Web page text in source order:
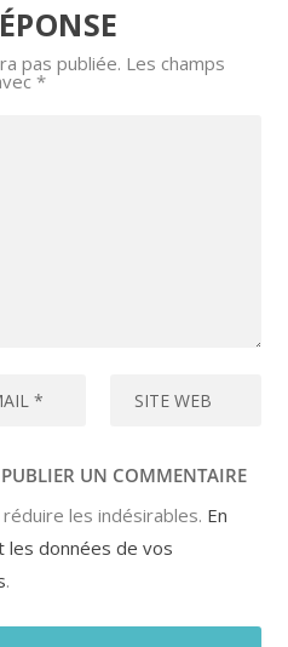
pas publiée. Les champs
*
les indésirables. En
les données de vos
.